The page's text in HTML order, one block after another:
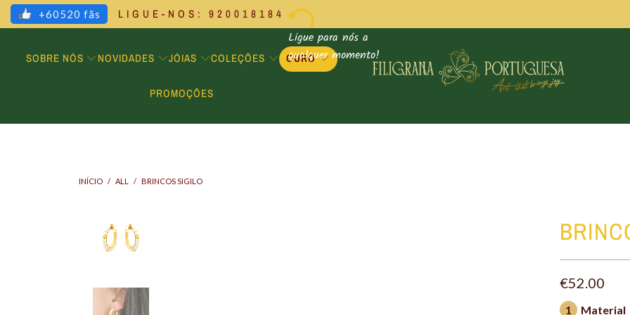
Ligue para nós a
qualquer momento!
+60520 fãs LIGUE-NOS: 920018184
SOBRE NÓS NOVIDADES JÓIAS COLEÇÕES OURO
PROMOÇÕES
INÍCIO / ALL / BRINCOS SIGILO
€52.00
1 Material
para
Oferta